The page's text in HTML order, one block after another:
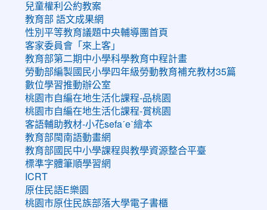
兒童權利公約教案
教育部 語文成果網
性別平等教育議題中央輔導團首頁
客家委員會「來上客」
教育部第二期中小學科學教育中程計畫
勞動部編製國民小學四年級勞動教育補充教材35篇
數位學習推動辦公室
桃園市自編在地生活化課程-品桃園
桃園市自編在地生活化課程-賞桃園
客語輔助教材-小花sefaˊeˋ繪本
教育部閩南語動畫網
教育部國民中小學課程與教學資源整合平臺
標準字體筆順學習網
ICRT
原住民語E樂園
桃園市原住民族部落大學電子書櫃